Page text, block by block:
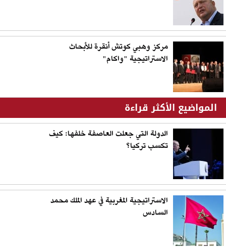
مركز وهبي كوتش أنقرة للأبحاث
الاستراتيجية "واكام"
المواضيع الأكثر قراءة
الدولة التي جعلت العاصفة خلفها: كيف
تكسب تركيا؟
الاستراتيجية المغربية في عهد الملك محمد
السادس